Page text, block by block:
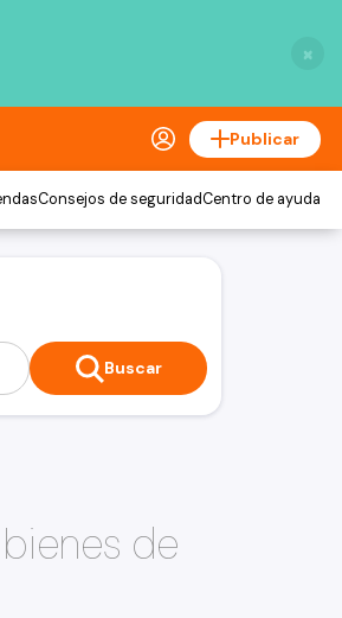
×
Publicar
Consejos de seguridadCentro de ayuda
Buscar
de